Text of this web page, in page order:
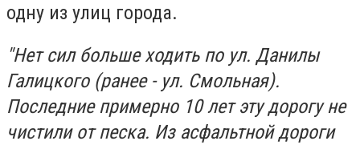
одну из улиц города.
"Нет сил больше ходить по ул. Данилы
Галицкого (ранее - ул. Смольная).
Последние примерно 10 лет эту дорогу не
чистили от песка. Из асфальтной дороги